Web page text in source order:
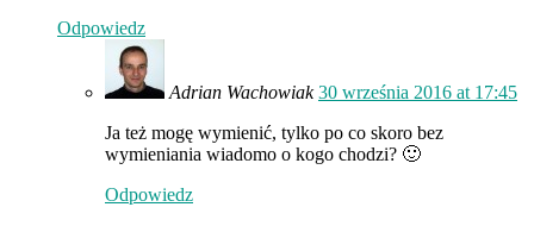
Odpowiedz
Adrian Wachowiak 30 września 2016 at 17:45
Ja też mogę wymienić, tylko po co skoro bez
wymieniania wiadomo o kogo chodzi? 🙂
Odpowiedz